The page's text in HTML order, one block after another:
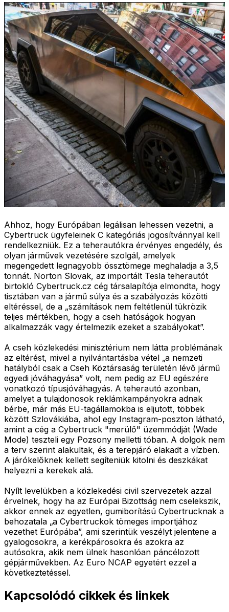
Ahhoz, hogy Európában legálisan lehessen vezetni, a
Cybertruck ügyfeleinek C kategóriás jogosítvánnyal kell
rendelkezniük. Ez a teherautókra érvényes engedély, és
olyan járművek vezetésére szolgál, amelyek
megengedett legnagyobb össztömege meghaladja a 3,5
tonnát. Norton Slovak, az importált Tesla teherautót
birtokló Cybertruck.cz cég társalapítója elmondta, hogy
tisztában van a jármű súlya és a szabályozás közötti
eltéréssel, de a „számítások nem feltétlenül tükrözik
teljes mértékben, hogy a cseh hatóságok hogyan
alkalmazzák vagy értelmezik ezeket a szabályokat”.
A cseh közlekedési minisztérium nem látta problémának
az eltérést, mivel a nyilvántartásba vétel „a nemzeti
hatályból csak a Cseh Köztársaság területén lévő jármű
egyedi jóváhagyása” volt, nem pedig az EU egészére
vonatkozó típusjóváhagyás. A teherautó azonban,
amelyet a tulajdonosok reklámkampányokra adnak
bérbe, már más EU-tagállamokba is eljutott, többek
között Szlovákiába, ahol egy Instagram-poszton látható,
amint a cég a Cybertruck "merülő" üzemmódját (Wade
Mode) teszteli egy Pozsony melletti tóban. A dolgok nem
a terv szerint alakultak, és a terepjáró elakadt a vízben.
A járókelőknek kellett segíteniük kitolni és deszkákat
helyezni a kerekek alá.
Nyílt levelükben a közlekedési civil szervezetek azzal
érvelnek, hogy ha az Európai Bizottság nem cselekszik,
akkor ennek az egyetlen, gumiborítású Cybertrucknak a
behozatala „a Cybertruckok tömeges importjához
vezethet Európába”, ami szerintük veszélyt jelentene a
gyalogosokra, a kerékpárosokra és azokra az
autósokra, akik nem ülnek hasonlóan páncélozott
gépjárművekben. Az Euro NCAP egyetért ezzel a
következtetéssel.
Kapcsolódó cikkek és linkek